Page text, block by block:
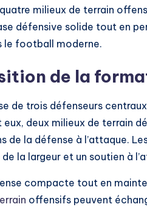
milieux de terrain
défensive solide tout en
le football moderne.
de la
trois défenseurs
eux, deux milieux de terrain
la défense à l’attaque.
la largeur et un soutien à
compacte tout en
offensifs peuvent